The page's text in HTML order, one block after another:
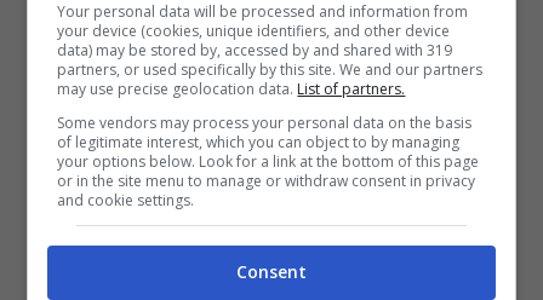
all’improvviso ha impattato contro un’altra
autoe una moto su cui si trovavanodue
persone . Dopo l’urto, la moto è finita
sull’asfalto e immediatamente sono stati
allertati i soccorsi, che si sono precipitati
sul luogo del sinistro e hanno trasportato i
all’ospedale di Verduno
Your personal data will be processed and information from
your device (cookies, unique identifiers, and other device
data) may be stored by, accessed by and shared with 319
partners, or used specifically by this site. We and our partners
may use precise geolocation data. List of partners.
Some vendors may process your personal data on the basis
of legitimate interest, which you can object to by managing
your options below. Look for a link at the bottom of this page
or in the site menu to manage or withdraw consent in privacy
and cookie settings.
Consent